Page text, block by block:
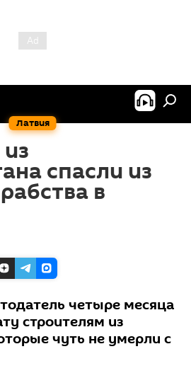
Латвия
спасли из
в
четыре месяца
строителям из
чуть не умерли с